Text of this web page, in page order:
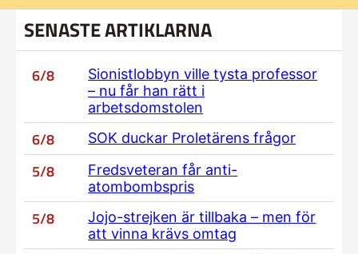
SENASTE ARTIKLARNA
6/8
Sionistlobbyn ville tysta professor
– nu får han rätt i
arbetsdomstolen
6/8 SOK duckar Proletärens frågor
5/8
Fredsveteran får anti-
atombombspris
5/8
Jojo-strejken är tillbaka – men för
att vinna krävs omtag